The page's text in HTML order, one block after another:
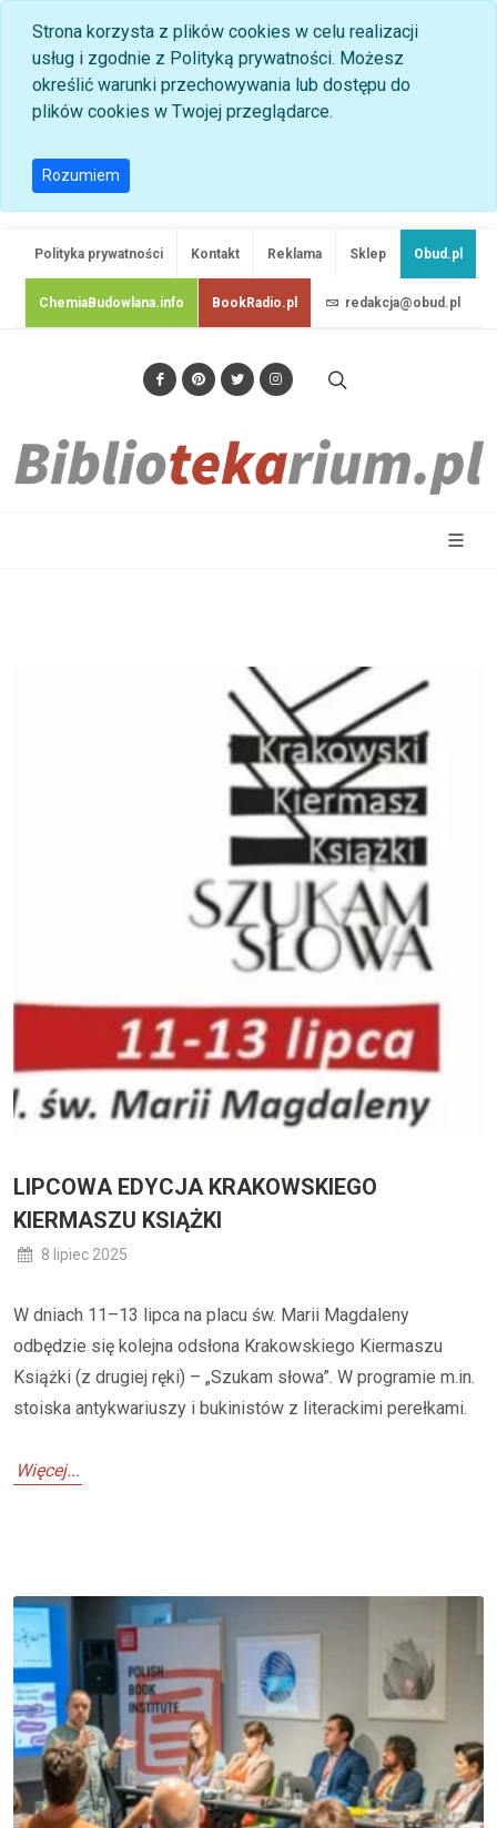
Strona korzysta z plików cookies w celu realizacji
usług i zgodnie z Polityką prywatności. Możesz
określić warunki przechowywania lub dostępu do
plików cookies w Twojej przeglądarce.
Rozumiem
Polityka prywatności Kontakt Reklama Sklep Obud.pl
ChemiaBudowlana.info BookRadio.pl redakcja@obud.pl
LIPCOWA EDYCJA KRAKOWSKIEGO
KIERMASZU KSIĄŻKI
8 lipiec 2025
W dniach 11–13 lipca na placu św. Marii Magdaleny
odbędzie się kolejna odsłona Krakowskiego Kiermaszu
Książki (z drugiej ręki) – „Szukam słowa”. W programie m.in.
stoiska antykwariuszy i bukinistów z literackimi perełkami.
Więcej...